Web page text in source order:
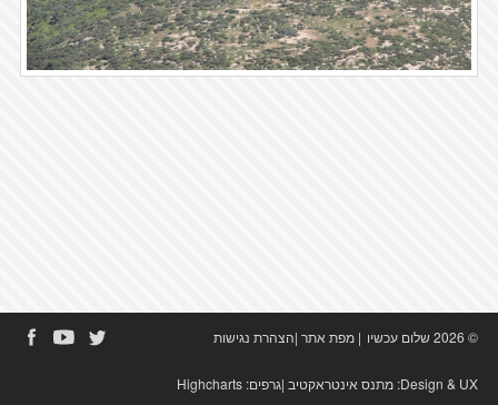
© 2026 שלום עכשיו | מפת אתר|הצהרת נגישות
Design & UX: מתנס אינטראקטיב|גרפים: Highcharts